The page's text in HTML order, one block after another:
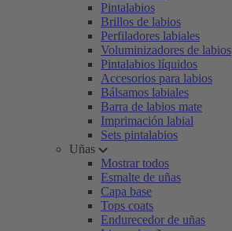
Pintalabios
Brillos de labios
Perfiladores labiales
Voluminizadores de labios
Pintalabios líquidos
Accesorios para labios
Bálsamos labiales
Barra de labios mate
Imprimación labial
Sets pintalabios
Uñas
Mostrar todos
Esmalte de uñas
Capa base
Tops coats
Endurecedor de uñas